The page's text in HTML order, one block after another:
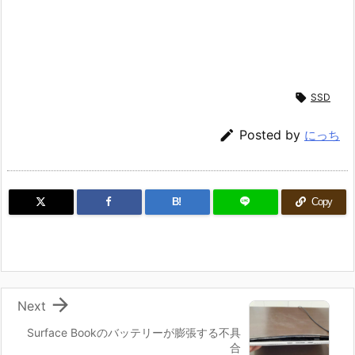
 SSD
 Posted by にっち
B! Copy
Surface Bookのバッテリーが膨張する不具
合

Next